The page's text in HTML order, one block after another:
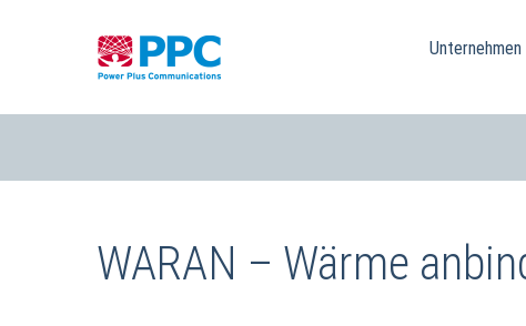
Unternehmen
WARAN – Wärme